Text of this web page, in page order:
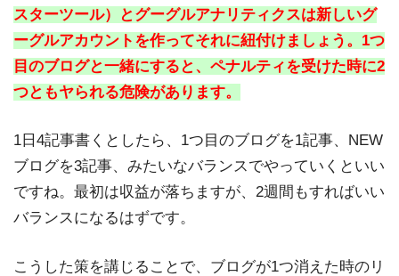
スターツール）とグーグルアナリティクスは新しいグ
ーグルアカウントを作ってそれに紐付けましょう。1つ
目のブログと一緒にすると、ペナルティを受けた時に2
つともヤられる危険があります。
1日4記事書くとしたら、1つ目のブログを1記事、NEW
ブログを3記事、みたいなバランスでやっていくといい
ですね。最初は収益が落ちますが、2週間もすればいい
バランスになるはずです。
こうした策を講じることで、ブログが1つ消えた時のリ